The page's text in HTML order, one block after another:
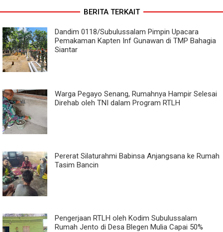
BERITA TERKAIT
Dandim 0118/Subulussalam Pimpin Upacara
Pemakaman Kapten Inf Gunawan di TMP Bahagia
Siantar
Warga Pegayo Senang, Rumahnya Hampir Selesai
Direhab oleh TNI dalam Program RTLH
Pererat Silaturahmi Babinsa Anjangsana ke Rumah
Tasim Bancin
Pengerjaan RTLH oleh Kodim Subulussalam
Rumah Jento di Desa Blegen Mulia Capai 50%